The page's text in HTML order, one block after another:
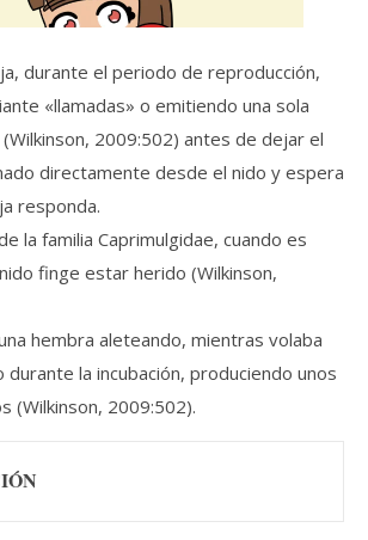
durante el periodo de reproducción,
«llamadas» o emitiendo una sola
2009:502) antes de dejar el
directamente desde el nido y espera
responda.
la familia Caprimulgidae, cuando es
finge estar herido (Wilkinson,
hembra aleteando, mientras volaba
la incubación, produciendo unos
(Wilkinson, 2009:502).